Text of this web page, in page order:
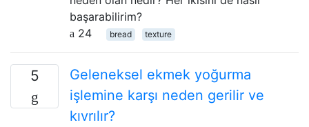
başarabilirim?
24
bread texture
5
Geleneksel ekmek yoğurma
işlemine karşı neden gerilir ve
kıvrılır?